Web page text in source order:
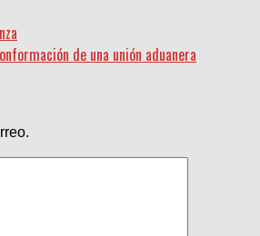
de una unión aduanera